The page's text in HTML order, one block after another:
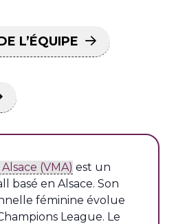
L’ÉQUIPE
(VMA) est un
basé en Alsace. Son
féminine évolue
League. Le